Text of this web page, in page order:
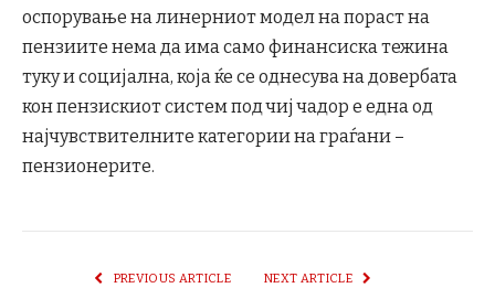
оспорување на линерниот модел на пораст на
пензиите нема да има само финансиска тежина
туку и социјална, која ќе се однесува на довербата
кон пензискиот систем под чиј чадор е една од
најчувствителните категории на граѓани –
пензионерите.
PREVIOUS ARTICLE NEXT ARTICLE